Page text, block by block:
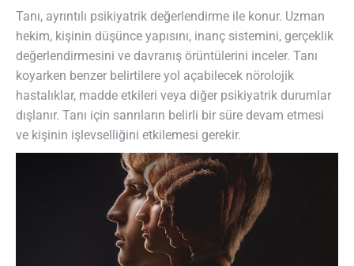
Tanı, ayrıntılı psikiyatrik değerlendirme ile konur. Uzman
hekim, kişinin düşünce yapısını, inanç sistemini, gerçeklik
değerlendirmesini ve davranış örüntülerini inceler. Tanı
koyarken benzer belirtilere yol açabilecek nörolojik
hastalıklar, madde etkileri veya diğer psikiyatrik durumlar
dışlanır. Tanı için sanrıların belirli bir süre devam etmesi
ve kişinin işlevselliğini etkilemesi gerekir.